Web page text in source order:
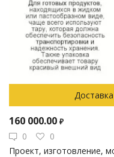
160 000.00 ₽
0
0
Проект, изготовление,